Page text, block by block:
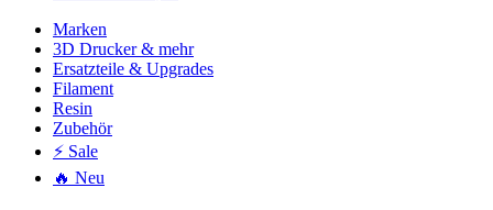
Marken
3D Drucker & mehr
Ersatzteile & Upgrades
Filament
Resin
Zubehör
⚡ Sale
🔥 Neu